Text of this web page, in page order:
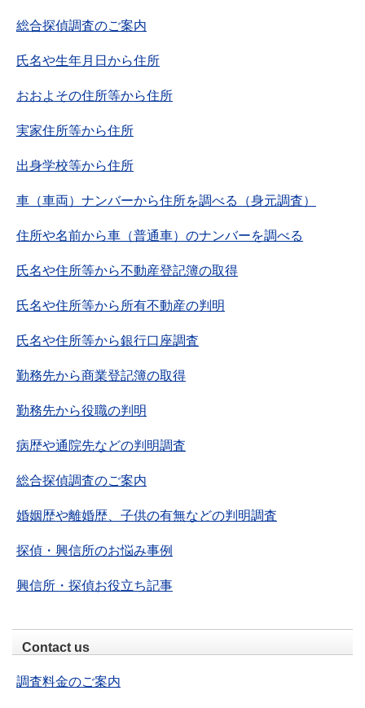
総合探偵調査のご案内
氏名や生年月日から住所
おおよその住所等から住所
実家住所等から住所
出身学校等から住所
車（車両）ナンバーから住所を調べる（身元調査）
住所や名前から車（普通車）のナンバーを調べる
氏名や住所等から不動産登記簿の取得
氏名や住所等から所有不動産の判明
氏名や住所等から銀行口座調査
勤務先から商業登記簿の取得
勤務先から役職の判明
病歴や通院先などの判明調査
総合探偵調査のご案内
婚姻歴や離婚歴、子供の有無などの判明調査
探偵・興信所のお悩み事例
興信所・探偵お役立ち記事
Contact us
調査料金のご案内